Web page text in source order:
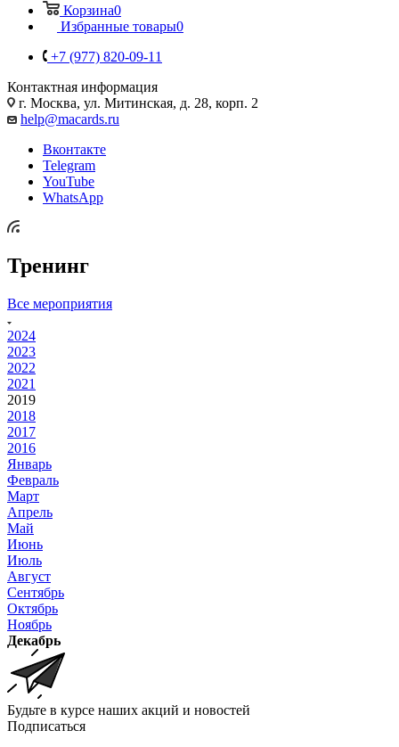
Корзина0
Избранные товары0
+7 (977) 820-09-11
Контактная информация
г. Москва, ул. Митинская, д. 28, корп. 2
help@macards.ru
Вконтакте
Telegram
YouTube
WhatsApp
Тренинг
Все мероприятия
2024
2023
2022
2021
2019
2018
2017
2016
Январь
Февраль
Март
Апрель
Май
Июнь
Июль
Август
Сентябрь
Октябрь
Ноябрь
Декабрь
Будьте в курсе наших акций и новостей
Подписаться